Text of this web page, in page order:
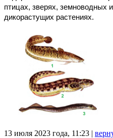
птицах, зверях, земноводных
дикорастущих растениях.
13 июля 2023 года, 11:23 |